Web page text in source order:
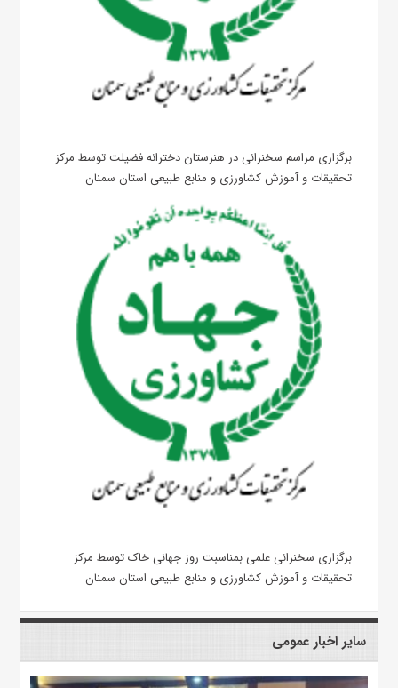
برگزاری مراسم سخنرانی در هنرستان دخترانه فضیلت توسط مرکز
تحقیقات و آموزش کشاورزی و منابع طبیعی استان سمنان
برگزاری سخنرانی علمی بمناسبت روز جهانی خاک توسط مرکز
تحقیقات و آموزش کشاورزی و منابع طبیعی استان سمنان
سایر اخبار عمومی